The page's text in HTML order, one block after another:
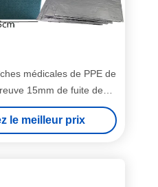
médicales de PPE de
15mm de fuite de
d'isolation de vide
le meilleur prix